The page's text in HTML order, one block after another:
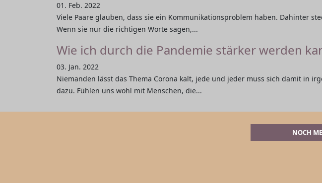
01. Feb. 2022
Viele Paare glauben, dass sie ein Kommunikationsproblem haben. Dahinter
Wenn sie nur die richtigen Worte sagen,...
Wie ich durch die Pandemie stärker werden
03. Jan. 2022
Niemanden lässt das Thema Corona kalt, jede und jeder muss sich damit in
dazu. Fühlen uns wohl mit Menschen, die...
NOCH